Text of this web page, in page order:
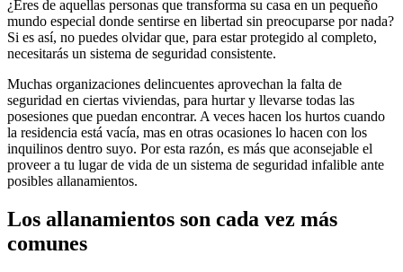
¿Eres de aquellas personas que transforma su casa en un pequeño
mundo especial donde sentirse en libertad sin preocuparse por nada?
Si es así, no puedes olvidar que, para estar protegido al completo,
necesitarás un sistema de seguridad consistente.
Muchas organizaciones delincuentes aprovechan la falta de
seguridad en ciertas viviendas, para hurtar y llevarse todas las
posesiones que puedan encontrar. A veces hacen los hurtos cuando
la residencia está vacía, mas en otras ocasiones lo hacen con los
inquilinos dentro suyo. Por esta razón, es más que aconsejable el
proveer a tu lugar de vida de un sistema de seguridad infalible ante
posibles allanamientos.
Los allanamientos son cada vez más
comunes